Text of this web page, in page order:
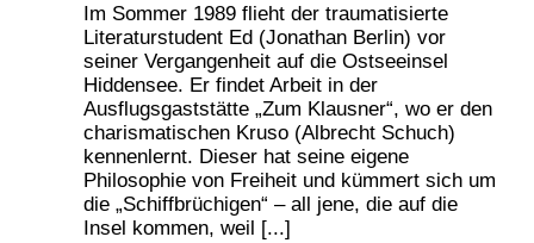
Im Sommer 1989 flieht der traumatisierte
Literaturstudent Ed (Jonathan Berlin) vor
seiner Vergangenheit auf die Ostseeinsel
Hiddensee. Er findet Arbeit in der
Ausflugsgaststätte „Zum Klausner“, wo er den
charismatischen Kruso (Albrecht Schuch)
kennenlernt. Dieser hat seine eigene
Philosophie von Freiheit und kümmert sich um
die „Schiffbrüchigen“ – all jene, die auf die
Insel kommen, weil [...]